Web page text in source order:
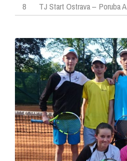
8
TJ Start Ostrava – Poruba A